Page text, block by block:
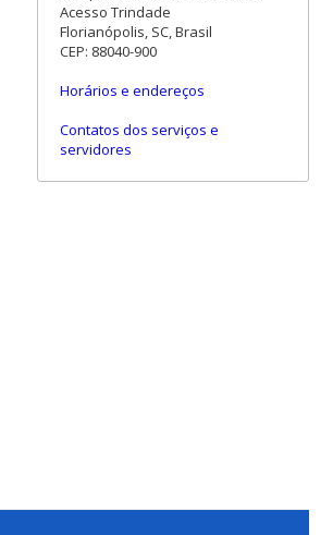
Acesso Trindade
Florianópolis, SC, Brasil
CEP: 88040-900
Horários e endereços
Contatos dos serviços e
servidores